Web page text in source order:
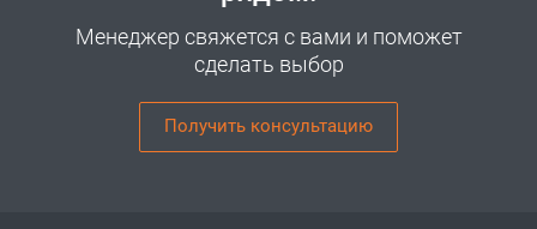
Менеджер свяжется с вами и поможет
сделать выбор
Получить консультацию